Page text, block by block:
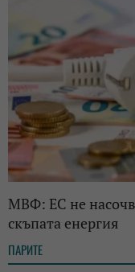
МВФ: ЕС не
скъпата енергия
ПАРИТЕ